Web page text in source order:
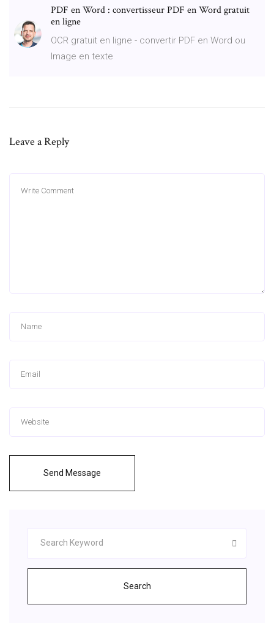
PDF en Word : convertisseur PDF en Word gratuit
en ligne
OCR gratuit en ligne - convertir PDF en Word ou
Image en texte
Leave a Reply
Send Message
Search